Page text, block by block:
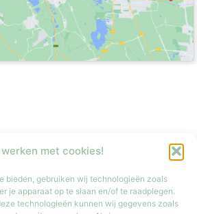
met cookies!
bieden, gebruiken wij technologieën zoals
je apparaat op te slaan en/of te raadplegen.
technologieën kunnen wij gegevens zoals
Gesloten